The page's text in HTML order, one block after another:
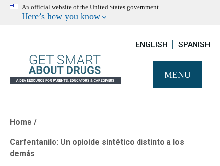
An official website of the United States government
Here’s how you know
ENGLISH SPANISH
MENU
Breadcrumb
Home
Carfentanilo: Un opioide sintético distinto a los
demás